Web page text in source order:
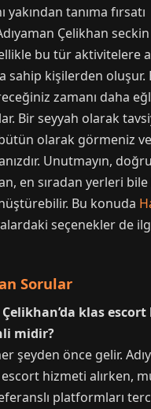
yakından tanıma fırsatı
Çelikhan
bu tür aktivitelere
sahip kişilerden oluşur.
zamanı daha
Bir seyyah olarak
olarak görmeniz
Unutmayın,
en sıradan yerleri
Bu konuda
seçenekler de
Sorular
Çelikhan’da klas
midir?
şeyden önce gelir.
hizmeti alırken,
platformları